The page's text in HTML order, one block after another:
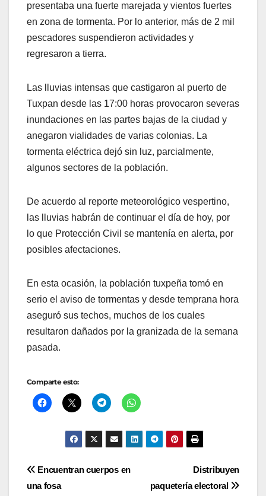
presentaba una fuerte marejada y vientos fuertes
en zona de tormenta. Por lo anterior, más de 2 mil
pescadores suspendieron actividades y
regresaron a tierra.
Las lluvias intensas que castigaron al puerto de
Tuxpan desde las 17:00 horas provocaron severas
inundaciones en las partes bajas de la ciudad y
anegaron vialidades de varias colonias. La
tormenta eléctrica dejó sin luz, parcialmente,
algunos sectores de la población.
De acuerdo al reporte meteorológico vespertino,
las lluvias habrán de continuar el día de hoy, por
lo que Protección Civil se mantenía en alerta, por
posibles afectaciones.
En esta ocasión, la población tuxpeña tomó en
serio el aviso de tormentas y desde temprana hora
aseguró sus techos, muchos de los cuales
resultaron dañados por la granizada de la semana
pasada.
Comparte esto:
Navegación
Distribuyen
paquetería electoral
Encuentran cuerpos en
una fosa